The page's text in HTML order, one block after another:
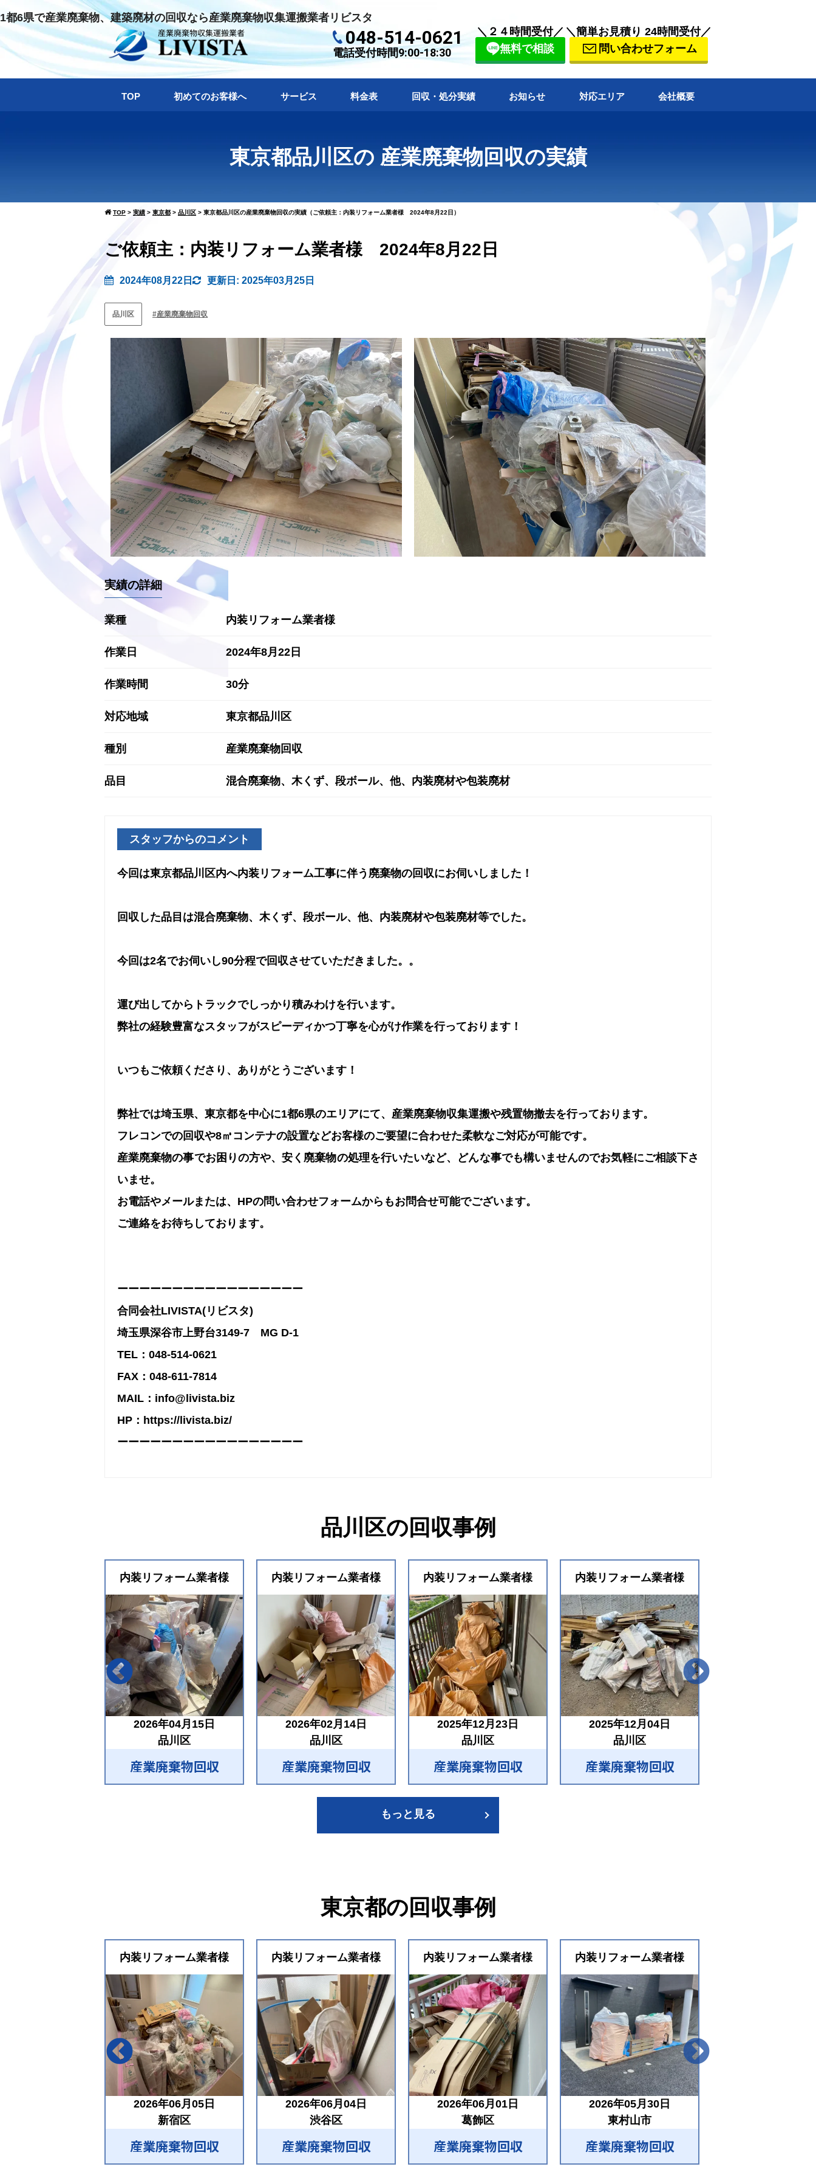
1都6県で産業廃棄物、建築廃材の回収なら産業廃棄物収集運搬業者リビスタ
048-514-0621
電話受付時間9:00-18:30
＼２４時間受付／
無料で相談
＼簡単お見積り 24時間受付／
問い合わせフォーム
TOP 初めてのお客様へ サービス 料金表 回収・処分実績 お知らせ 対応エリア 会社概要
東京都品川区の 産業廃棄物回収の実績
TOP > 実績 > 東京都 > 品川区 > 東京都品川区の産業廃棄物回収の実績（ご依頼主：内装リフォーム業者様 2024年8月22日）
ご依頼主：内装リフォーム業者様 2024年8月22日
2024年08月22日 更新日: 2025年03月25日
品川区 産業廃棄物回収
実績の詳細
業種 内装リフォーム業者様
作業日 2024年8月22日
作業時間 30分
対応地域 東京都品川区
種別 産業廃棄物回収
品目 混合廃棄物、木くず、段ボール、他、内装廃材や包装廃材
スタッフからのコメント
今回は東京都品川区内へ内装リフォーム工事に伴う廃棄物の回収にお伺いしました！
回収した品目は混合廃棄物、木くず、段ボール、他、内装廃材や包装廃材等でした。
今回は2名でお伺いし90分程で回収させていただきました。。
運び出してからトラックでしっかり積みわけを行います。
弊社の経験豊富なスタッフがスピーディかつ丁寧を心がけ作業を行っております！
いつもご依頼くださり、ありがとうございます！
弊社では埼玉県、東京都を中心に1都6県のエリアにて、産業廃棄物収集運搬や残置物撤去を行っております。
フレコンでの回収や8㎥コンテナの設置などお客様のご要望に合わせた柔軟なご対応が可能です。
産業廃棄物の事でお困りの方や、安く廃棄物の処理を行いたいなど、どんな事でも構いませんのでお気軽にご相談下さ
いませ。
お電話やメールまたは、HPの問い合わせフォームからもお問合せ可能でございます。
ご連絡をお待ちしております。
ーーーーーーーーーーーーーーーーー
合同会社LIVISTA(リビスタ)
埼玉県深谷市上野台3149-7 MG D-1
TEL：048-514-0621
FAX：048-611-7814
MAIL：info@livista.biz
HP：https://livista.biz/
ーーーーーーーーーーーーーーーーー
品川区の回収事例
内装リフォーム業者様
2026年04月15日
品川区
産業廃棄物回収
内装リフォーム業者様
2026年02月14日
品川区
産業廃棄物回収
内装リフォーム業者様
2025年12月23日
品川区
産業廃棄物回収
内装リフォーム業者様
2025年12月04日
品川区
産業廃棄物回収
もっと見る
東京都の回収事例
内装リフォーム業者様
2026年06月05日
新宿区
産業廃棄物回収
内装リフォーム業者様
2026年06月04日
渋谷区
産業廃棄物回収
内装リフォーム業者様
2026年06月01日
葛飾区
産業廃棄物回収
内装リフォーム業者様
2026年05月30日
東村山市
産業廃棄物回収